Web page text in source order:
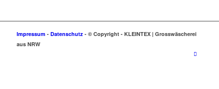
Impressum - Datenschutz- © Copyright - KLEINTEX | Grosswäscherei
aus NRW